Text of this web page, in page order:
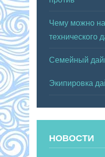
Чему можно
технического
Семейный
Экипировка
НОВОСТИ